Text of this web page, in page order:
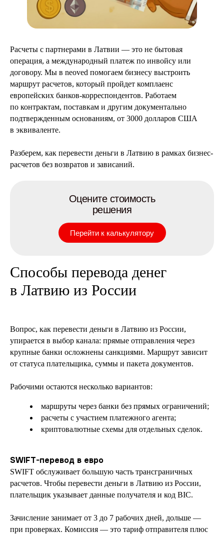
Расчеты с партнерами в Латвии — это не бытовая
операция, а международный платеж по инвойсу или
договору. Мы в neoved помогаем бизнесу выстроить
маршрут расчетов, который пройдет комплаенс
европейских банков-корреспондентов. Работаем
по контрактам, поставкам и другим документально
подтвержденным основаниям, от 3000 долларов США
в эквиваленте.
Разберем, как перевести деньги в Латвию в рамках бизнес-
расчетов без возвратов и зависаний.
Оцените стоимость
решения
Перейти к калькулятору
Способы перевода денег
в Латвию из России
Вопрос, как перевести деньги в Латвию из России,
упирается в выбор канала: прямые отправления через
крупные банки осложнены санкциями. Маршрут зависит
от статуса плательщика, суммы и пакета документов.
Рабочими остаются несколько вариантов:
маршруты через банки без прямых ограничений;
расчеты с участием платежного агента;
криптовалютные схемы для отдельных сделок.
SWIFT-перевод в евро
SWIFT обслуживает большую часть трансграничных
расчетов. Чтобы перевести деньги в Латвию из России,
плательщик указывает данные получателя и код BIC.
Зачисление занимает от 3 до 7 рабочих дней, дольше —
при проверках. Комиссия — это тариф отправителя плюс